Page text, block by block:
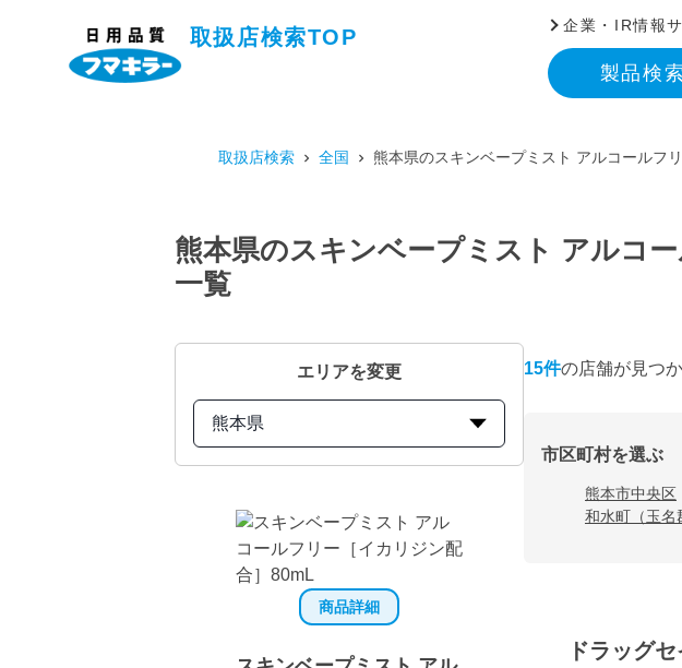
取扱店検索TOP
企業・IR情報
製品検
取扱店検索 全国 熊本県のスキンベープミスト アルコールフ
熊本県のスキンベープミスト アルコ
一覧
エリアを変更
熊本県
商品詳細
15件の店舗が見つ
市区町村を選ぶ
熊本市中央区
和水町（玉名
ドラッグ